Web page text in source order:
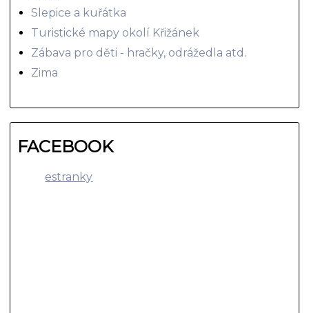
Slepice a kuřátka
Turistické mapy okolí Křižánek
Zábava pro děti - hračky, odrážedla atd.
Zima
FACEBOOK
estranky